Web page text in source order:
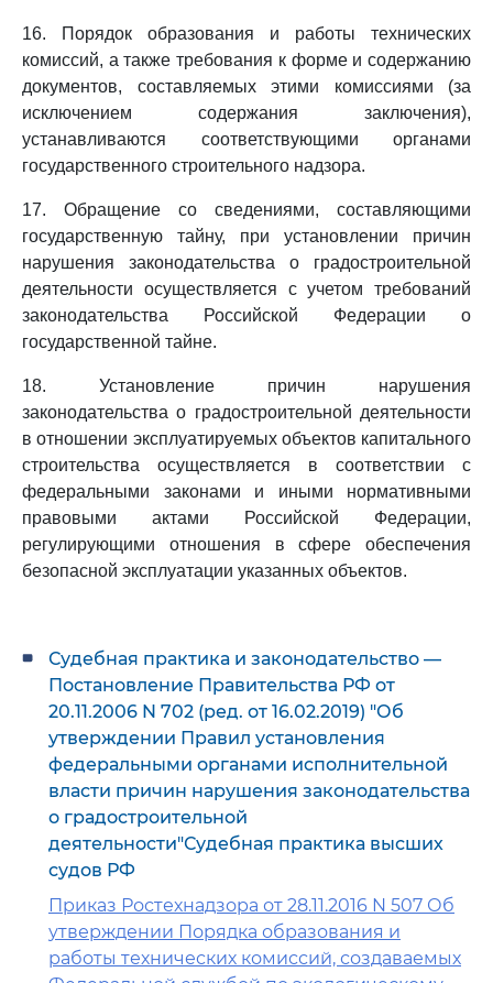
16. Порядок образования и работы технических
комиссий, а также требования к форме и содержанию
документов, составляемых этими комиссиями (за
исключением содержания заключения),
устанавливаются соответствующими органами
государственного строительного надзора.
17. Обращение со сведениями, составляющими
государственную тайну, при установлении причин
нарушения законодательства о градостроительной
деятельности осуществляется с учетом требований
законодательства Российской Федерации о
государственной тайне.
18. Установление причин нарушения
законодательства о градостроительной деятельности
в отношении эксплуатируемых объектов капитального
строительства осуществляется в соответствии с
федеральными законами и иными нормативными
правовыми актами Российской Федерации,
регулирующими отношения в сфере обеспечения
безопасной эксплуатации указанных объектов.
Судебная практика и законодательство —
Постановление Правительства РФ от
20.11.2006 N 702 (ред. от 16.02.2019) "Об
утверждении Правил установления
федеральными органами исполнительной
власти причин нарушения законодательства
о градостроительной
деятельности"Судебная практика высших
судов РФ
Приказ Ростехнадзора от 28.11.2016 N 507 Об
утверждении Порядка образования и
работы технических комиссий, создаваемых